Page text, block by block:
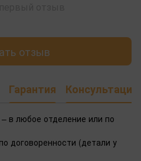
отзыв
Гарантия Консультация
– в любое отделение или по
договоренности (детали у